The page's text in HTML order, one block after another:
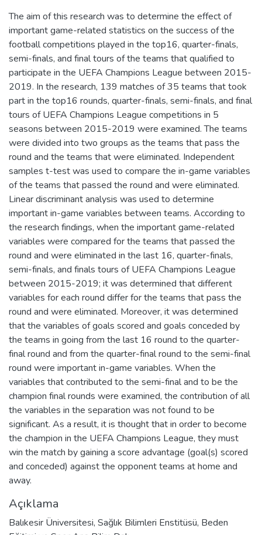
The aim of this research was to determine the effect of
important game-related statistics on the success of the
football competitions played in the top16, quarter-finals,
semi-finals, and final tours of the teams that qualified to
participate in the UEFA Champions League between 2015-
2019. In the research, 139 matches of 35 teams that took
part in the top16 rounds, quarter-finals, semi-finals, and final
tours of UEFA Champions League competitions in 5
seasons between 2015-2019 were examined. The teams
were divided into two groups as the teams that pass the
round and the teams that were eliminated. Independent
samples t-test was used to compare the in-game variables
of the teams that passed the round and were eliminated.
Linear discriminant analysis was used to determine
important in-game variables between teams. According to
the research findings, when the important game-related
variables were compared for the teams that passed the
round and were eliminated in the last 16, quarter-finals,
semi-finals, and finals tours of UEFA Champions League
between 2015-2019; it was determined that different
variables for each round differ for the teams that pass the
round and were eliminated. Moreover, it was determined
that the variables of goals scored and goals conceded by
the teams in going from the last 16 round to the quarter-
final round and from the quarter-final round to the semi-final
round were important in-game variables. When the
variables that contributed to the semi-final and to be the
champion final rounds were examined, the contribution of all
the variables in the separation was not found to be
significant. As a result, it is thought that in order to become
the champion in the UEFA Champions League, they must
win the match by gaining a score advantage (goal(s) scored
and conceded) against the opponent teams at home and
away.
Açıklama
Balıkesir Üniversitesi, Sağlık Bilimleri Enstitüsü, Beden